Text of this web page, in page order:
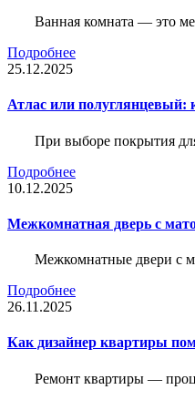
Ванная комната — это
Подробнее
25.12.2025
Атлас или полуглянцевый:
При выборе покрытия
Подробнее
10.12.2025
Межкомнатная дверь с
Межкомнатные двери с
Подробнее
26.11.2025
Как дизайнер квартиры
Ремонт квартиры —